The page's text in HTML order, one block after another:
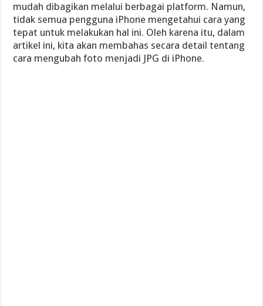
mudah dibagikan melalui berbagai platform. Namun,
tidak semua pengguna iPhone mengetahui cara yang
tepat untuk melakukan hal ini. Oleh karena itu, dalam
artikel ini, kita akan membahas secara detail tentang
cara mengubah foto menjadi JPG di iPhone.